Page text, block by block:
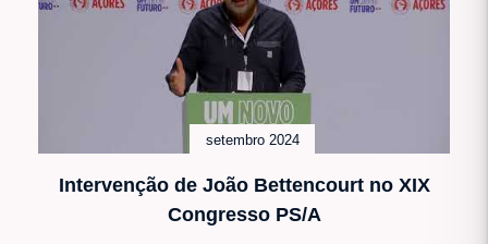
setembro 2024
Intervenção de João Bettencourt no XIX
Congresso PS/A